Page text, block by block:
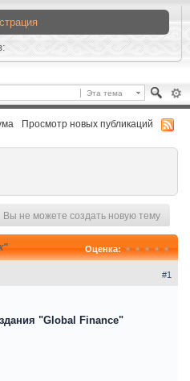
Эта тема
Просмотр новых публикаций
Вы не можете создать новую тему
Оценка:
#1
"Global Finance"